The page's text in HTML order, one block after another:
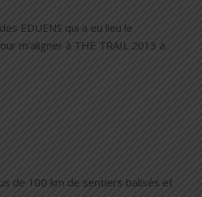
EDUENS qui a eu lieu le
m’aligner à THE TRAIL 2013 à
de 100 km de sentiers balisés et